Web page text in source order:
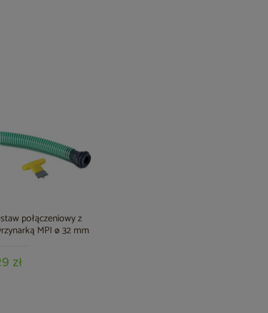
połączeniowy z
MPI ø 32 mm
zł